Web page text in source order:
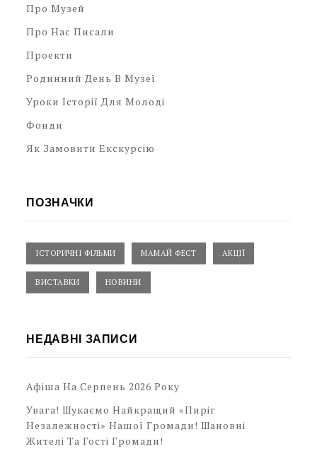
Про Музей
Про Нас Писали
Проекти
Родинний День В Музеї
Уроки Історії Для Молоді
Фонди
Як Замовити Екскурсію
ПОЗНАЧКИ
ІСТОРИЧНІ ФІЛЬМИ МАМАЙ ФЕСТ АКЦІЇ
ВИСТАВКИ НОВИНИ
НЕДАВНІ ЗАПИСИ
Афіша На Серпень 2026 Року
Увага! Шукаємо Найкращий «Пиріг
Незалежності» Нашої Громади! Шановні
Жителі Та Гості Громади!